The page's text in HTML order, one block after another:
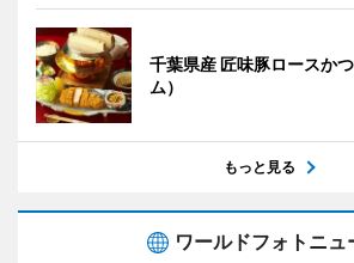
千葉県産 匠味豚ロースか
ム）
もっと見る
ワールドフォトニュ